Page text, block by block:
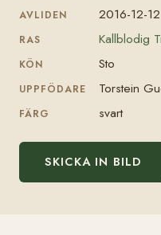
AVLIDEN 2016-12-12
RAS Kallblodig
KÖN Sto
UPPFÖDARE Torstein
FÄRG svart
SKICKA IN BILD